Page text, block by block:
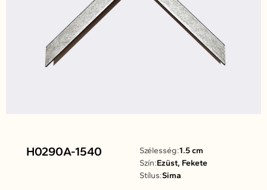
H0290A-1540 Szélesség:1.5 cm
Szín:Ezüst, Fekete
Stílus:Sima